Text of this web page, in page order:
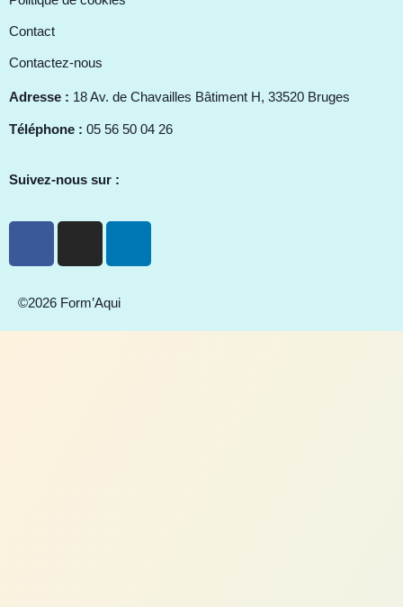
Contact
Contactez-nous
Adresse : 18 Av. de Chavailles Bâtiment H, 33520 Bruges
Téléphone : 05 56 50 04 26
Suivez-nous sur :
©2026 Form’Aqui